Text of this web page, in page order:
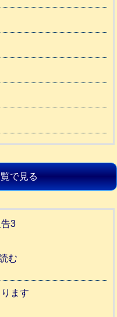
で見る
3
む
和
ます